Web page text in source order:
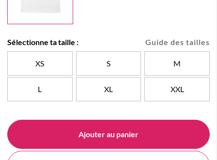
Guide des tailles
Sélectionne ta taille :
XS S M
L XL XXL
Ajouter au panier